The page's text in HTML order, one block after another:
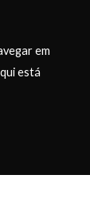
em
está